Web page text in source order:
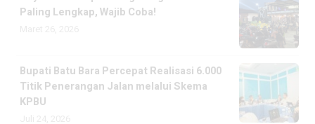
Paling Lengkap, Wajib Coba!
Bupati Batu Bara Percepat Realisasi 6.000
Titik Penerangan Jalan melalui Skema
KPBU